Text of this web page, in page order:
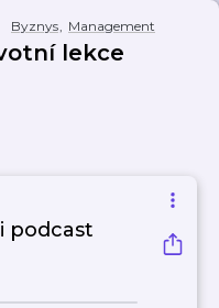
Byznys, Management
lekce
podcast